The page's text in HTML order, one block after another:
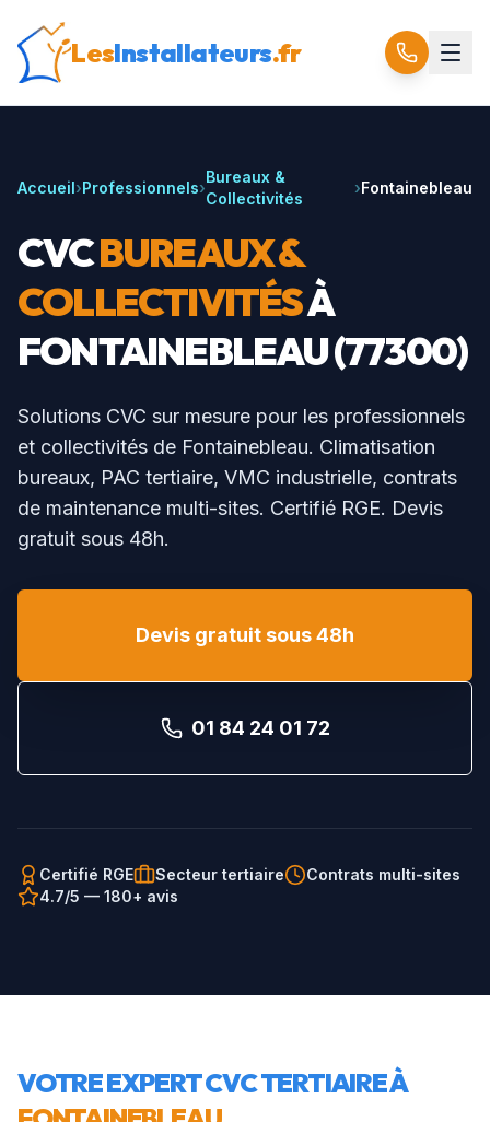
LesInstallateurs.fr
Accueil›Professionnels›
Bureaux &
Collectivités
›Fontainebleau
CVCBUREAUX &
COLLECTIVITÉSÀ
FONTAINEBLEAU(77300)
Solutions CVC sur mesure pour les professionnels
et collectivités de Fontainebleau. Climatisation
bureaux, PAC tertiaire, VMC industrielle, contrats
de maintenance multi-sites. Certifié RGE. Devis
gratuit sous 48h.
Devis gratuit sous 48h
01 84 24 01 72
Certifié RGE Secteur tertiaire
Contrats multi-sites
4.7/5 — 180+ avis
VOTRE EXPERT CVC TERTIAIRE À